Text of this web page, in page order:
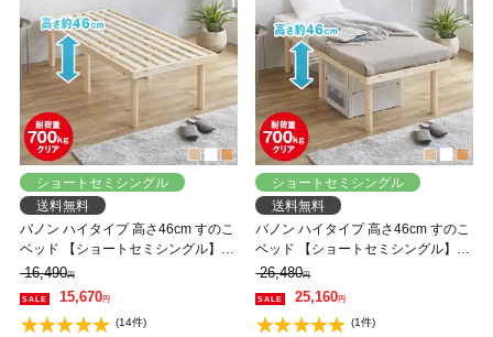
ショートセミシングル
送料無料
バノン ハイタイプ 高さ46cm すのこ
ベッド 【ショートセミシングル】
長さ180cm 木製 ベッドフレーム 耐
荷重350kg 組立簡単 低ホルムアルデ
ヒド
16,490円
15,670円
(14件)
ショートセミシングル
送料無料
バノン ハイタイプ 高さ46cm すのこ
ベッド 【ショートセミシングル】
長さ180cm 木製 三つ折りウレタン
マットレス付き 耐荷重350kg 組立簡
単 低ホルムアルデヒド
26,480円
25,160円
(1件)